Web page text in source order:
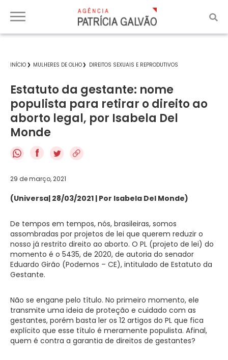
INÍCIO MULHERES DE OLHO DIREITOS SEXUAIS E REPRODUTIVOS
Estatuto da gestante: nome
populista para retirar o direito ao
aborto legal, por Isabela Del
Monde
f
29 de março, 2021
(Universa| 28/03/2021 | Por Isabela Del Monde)
De tempos em tempos, nós, brasileiras, somos
assombradas por projetos de lei que querem reduzir o
nosso já restrito direito ao aborto. O PL (projeto de lei) do
momento é o 5435, de 2020, de autoria do senador
Eduardo Girão (Podemos – CE), intitulado de Estatuto da
Gestante.
Não se engane pelo título. No primeiro momento, ele
transmite uma ideia de proteção e cuidado com as
gestantes, porém basta ler os 12 artigos do PL que fica
explícito que esse título é meramente populista. Afinal,
quem é contra a garantia de direitos de gestantes?